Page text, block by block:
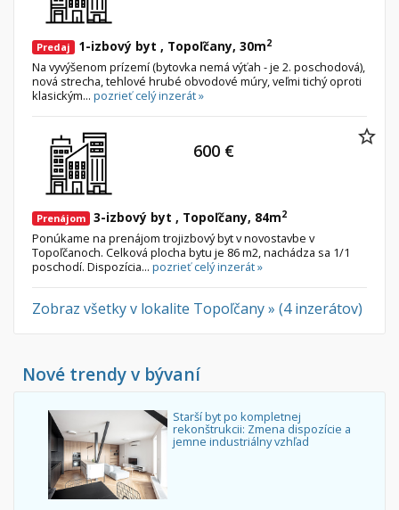
Predaj 1-izbový byt , Topoľčany, 30m2
Na vyvýšenom prízemí (bytovka nemá výťah - je 2. poschodová),
nová strecha, tehlové hrubé obvodové múry, veľmi tichý oproti
klasickým... pozrieť celý inzerát »
Prenájom 3-izbový byt , Topoľčany, 84m2
Ponúkame na prenájom trojizbový byt v novostavbe v
Topoľčanoch. Celková plocha bytu je 86 m2, nachádza sa 1/1
poschodí. Dispozícia... pozrieť celý inzerát »
600 €
Zobraz všetky v lokalite Topoľčany » (4 inzerátov)
Nové trendy v bývaní
Starší byt po kompletnej
rekonštrukcii: Zmena dispozície a
jemne industriálny vzhľad